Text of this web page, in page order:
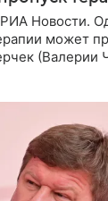
Новости.
может
(Валерии